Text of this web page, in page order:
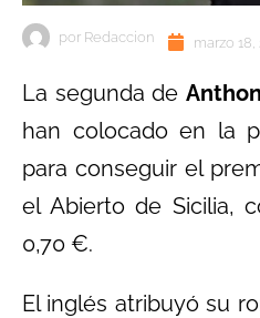
por Redaccion marzo 18,
La segunda de
han colocado en la
para conseguir el
el Abierto de Sicilia,
0,70 €.
El inglés atribuyó su